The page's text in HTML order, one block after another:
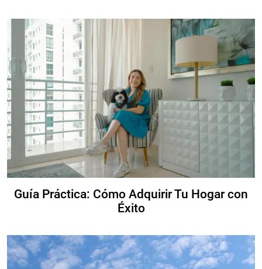
Guía Práctica: Cómo Adquirir Tu Hogar con
Éxito